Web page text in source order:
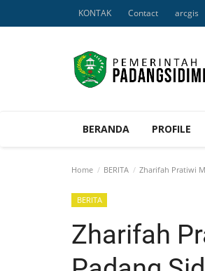
KONTAK Contact arcgis
BERANDA PROFILE
Home BERITA Zharifah Pratiwi
BERITA
Zharifah